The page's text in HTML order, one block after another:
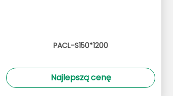
PACL-S150*1200
Najlepszą cenę